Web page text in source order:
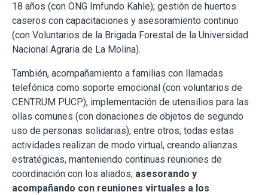
18 años (con ONG Imfundo Kahle); gestión de huertos
caseros con capacitaciones y asesoramiento continuo
(con Voluntarios de la Brigada Forestal de la Universidad
Nacional Agraria de La Molina).
También, acompañamiento a familias con llamadas
telefónica como soporte emocional (con voluntarios de
CENTRUM PUCP), implementación de utensilios para las
ollas comunes (con donaciones de objetos de segundo
uso de personas solidarias), entre otros; todas estas
actividades realizan de modo virtual, creando alianzas
estratégicas, manteniendo continuas reuniones de
coordinación con los aliados; asesorando y
acompañando con reuniones virtuales a los